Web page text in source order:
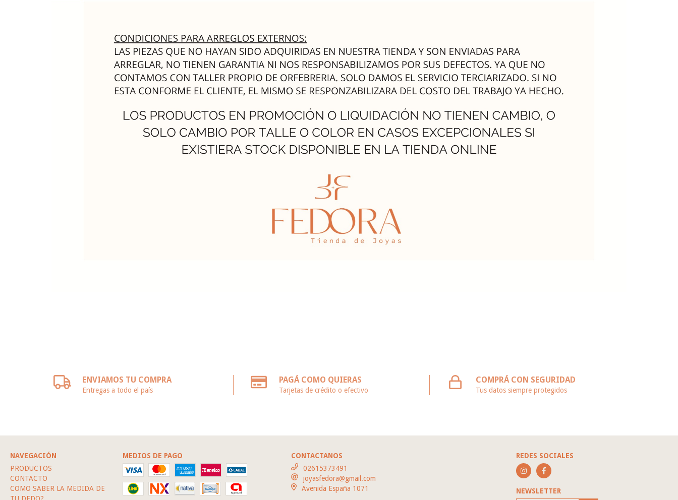
ENVIAMOS TU COMPRA
Entregas a todo el país
PAGÁ COMO QUIERAS
Tarjetas de crédito o efectivo
COMPRÁ CON SEGURIDAD
Tus datos siempre protegidos
NAVEGACIÓN
PRODUCTOS
CONTACTO
COMO SABER LA MEDIDA DE
TU DEDO?
MEDIOS DE PAGO
CONTACTANOS
02615373491
joyasfedora@gmail.com
Avenida España 1071
REDES SOCIALES
NEWSLETTER